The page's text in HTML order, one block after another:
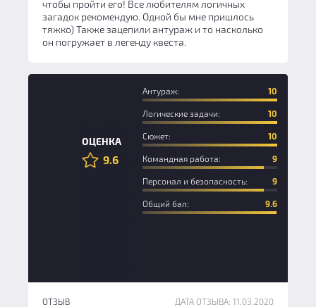
чтобы пройти его! Все любителям логичных
загадок рекомендую. Одной бы мне пришлось
тяжко) Также зацепили антураж и то насколько
он погружает в легенду квеста.
ОЦЕНКА
9.6
Антураж: 10
Логические задачи: 10
Сюжет: 10
Командная работа: 9
Персонал и безопасность: 9
Общий бал: 9.6
ОТЗЫВ
ДАТА ОТЗЫВА: 11.03.2020